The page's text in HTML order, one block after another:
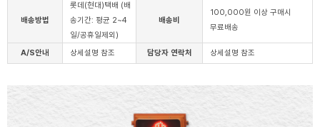
배송방법
롯데(현대)택배 (배
송기간: 평균 2~4
일/공휴일제외)
배송비
100,000원 이상 구매시
무료배송
A/S안내 상세설명 참조 담당자 연락처 상세설명 참조